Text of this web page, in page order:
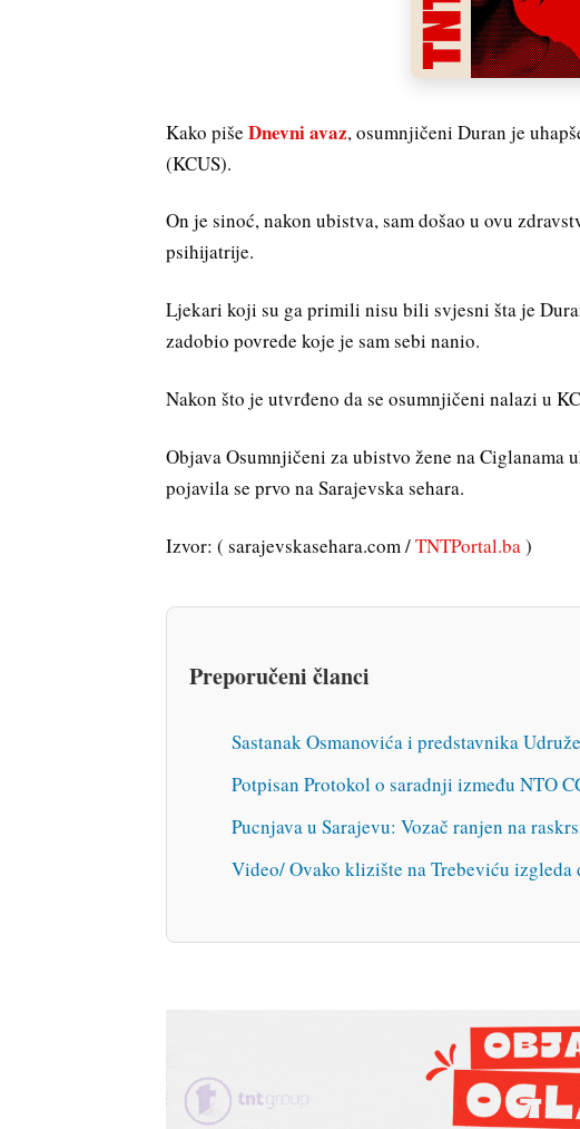
Kako pišeDnevni avaz, osumnjičeni Duran je
(KCUS).
On je sinoć, nakon ubistva, sam došao u ovu
psihijatrije.
Ljekari koji su ga primili nisu bili svjesni šta je
zadobio povrede koje je sam sebi nanio.
Nakon što je utvrđeno da se osumnjičeni nalazi u
Objava Osumnjičeni za ubistvo žene na Ciglanama
pojavila se prvo na Sarajevska sehara.
Izvor: ( sarajevskasehara.com /TNTPortal.ba )
Preporučeni članci
Sastanak Osmanovića i predstavnika
Potpisan Protokol o saradnji između NTO
Pucnjava u Sarajevu: Vozač ranjen na
Video/ Ovako klizište na Trebeviću izgleda